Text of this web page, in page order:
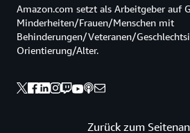
Zurück zum
Amazon.com setzt als Arbeitgeber auf
Minderheiten/Frauen/Menschen mit
Behinderungen/Veteranen/
Orientierung/Alter.